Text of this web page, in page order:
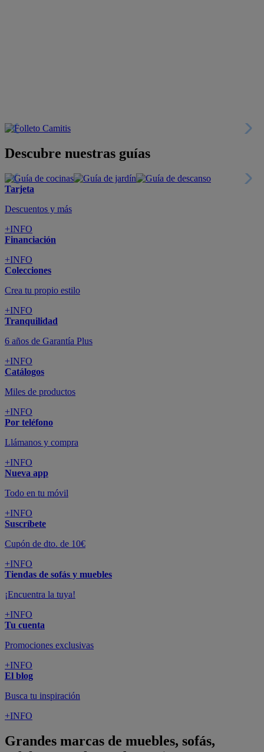
Descubre nuestras guías
Tarjeta
Descuentos y más
+INFO
Financiación
+INFO
Colecciones
Crea tu propio estilo
+INFO
Tranquilidad
6 años de Garantía Plus
+INFO
Catálogos
Miles de productos
+INFO
Por teléfono
Llámanos y compra
+INFO
Nueva app
Todo en tu móvil
+INFO
Suscríbete
Cupón de dto. de 10€
+INFO
Tiendas de sofás y muebles
¡Encuentra la tuya!
+INFO
Tu cuenta
Promociones exclusivas
+INFO
El blog
Busca tu inspiración
+INFO
Grandes marcas de muebles, sofás,